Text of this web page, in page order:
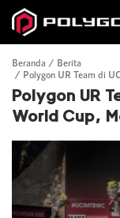
Beranda
Berita
Polygon UR Team di
Polygon UR
World Cup,